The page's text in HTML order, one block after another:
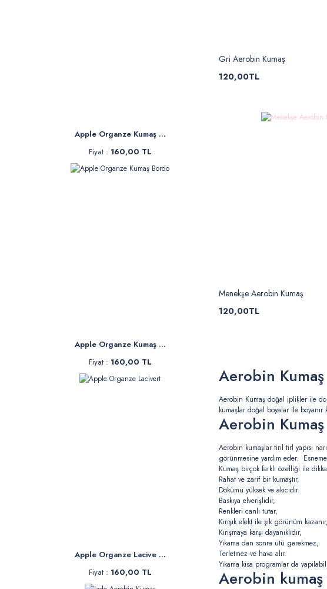
Apple Organze Kumaş ...
Fiyat : 160,00 TL
Apple Organze Kumaş ...
Fiyat : 160,00 TL
Apple Organze Lacive ...
Fiyat : 160,00 TL
Gri Aerobin Kumaş
120,00TL
Menekşe Aerobin Kumaş
120,00TL
Aerobin
Aerobin Kumaş doğal iplikler ile
kumaşlar doğal boyalar ile boyanır
Aerobin
Aerobin kumaşlar tiril tirl yapısı
görünmesine yardım eder.
Kumaş birçok farklı özelliği ile
Rahat ve zarif bir kumaştır,
Dökümü yüksek ve akıcıdır.
Baskıya elverişlidir,
Renkleri canlı tutar,
Kırışık efekt ile şık görünüm kazanır,
Kırışmaya karşı dayanıklıdır,
Yıkama dan sonra ütü gerekmez,
Terletmez ve hava alır.
Yıkama kısa programlar da
Aerobin